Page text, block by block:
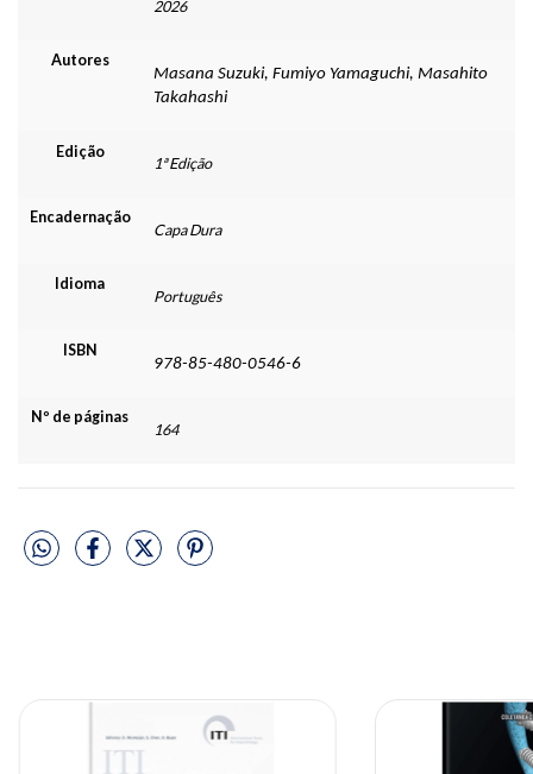
2026
Autores
Masana Suzuki, Fumiyo Yamaguchi, Masahito
Takahashi
Edição
1ª Edição
Encadernação
Capa Dura
Idioma
Português
ISBN
978-85-480-0546-6
Nº de páginas
164